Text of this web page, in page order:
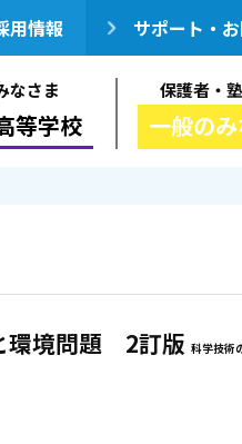
用情報 サポート・
なさま
等学校
保護者・
一般の
環境問題 2訂版 科学技術